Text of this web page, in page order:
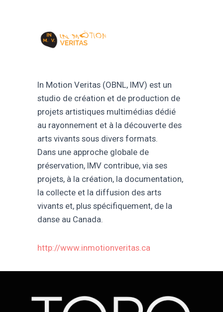
In Motion Veritas (OBNL, IMV) est un
studio de création et de production de
projets artistiques multimédias dédié
au rayonnement et à la découverte des
arts vivants sous divers formats.
Dans une approche globale de
préservation, IMV contribue, via ses
projets, à la création, la documentation,
la collecte et la diffusion des arts
vivants et, plus spécifiquement, de la
danse au Canada.
http://www.inmotionveritas.ca